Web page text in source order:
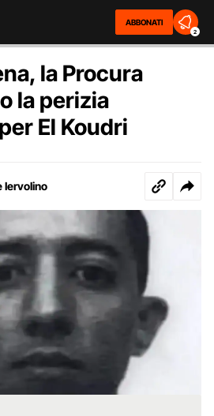
ABBONATI
2
la Procura
la perizia
El Koudri
Iervolino